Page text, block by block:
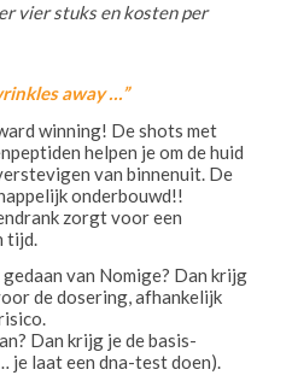
vier stuks en kosten per
away …”
winning! De shots met
helpen je om de huid
van binnenuit. De
onderbouwd!!
zorgt voor een
tijd.
van Nomige? Dan krijg
de dosering, afhankelijk
Dan krijg je de basis-
je laat een dna-test doen).